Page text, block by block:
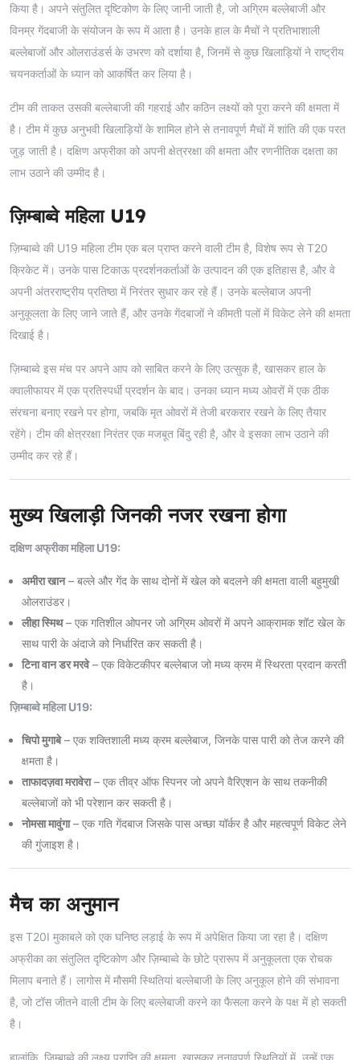
किया है। अपने संतुलित दृष्टिकोण के लिए जानी जाती है, जो अग्रिम बल्लेबाजी और
विनम्र गेंदबाजी के संयोजन के रूप में आता है। उनके हाल के मैचों ने प्रतिभाशाली
बल्लेबाजों और ओलराउंडर्स के उभरण को दर्शाया है, जिनमें से कुछ खिलाड़ियों ने राष्ट्रीय
चयनकर्ताओं के ध्यान को आकर्षित कर लिया है।
टीम की ताकत उसकी बल्लेबाजी की गहराई और कठिन लक्ष्यों को पूरा करने की क्षमता में
है। टीम में कुछ अनुभवी खिलाड़ियों के शामिल होने से तनावपूर्ण मैचों में शांति की एक परत
जुड़ जाती है। दक्षिण अफ्रीका को अपनी क्षेत्ररक्षा की क्षमता और रणनीतिक दक्षता का
लाभ उठाने की उम्मीद है।
ज़िम्बाब्वे महिला U19
ज़िम्बाब्वे की U19 महिला टीम एक बल प्राप्त करने वाली टीम है, विशेष रूप से T20
क्रिकेट में। उनके पास टिकाऊ प्रदर्शनकर्ताओं के उत्पादन की एक इतिहास है, और वे
अपनी अंतरराष्ट्रीय प्रतिष्ठा में निरंतर सुधार कर रहे हैं। उनके बल्लेबाज अपनी
अनुकूलता के लिए जाने जाते हैं, और उनके गेंदबाजों ने कीमती पलों में विकेट लेने की क्षमता
दिखाई है।
ज़िम्बाब्वे इस मंच पर अपने आप को साबित करने के लिए उत्सुक है, खासकर हाल के
क्वालीफायर में एक प्रतिस्पर्धी प्रदर्शन के बाद। उनका ध्यान मध्य ओवरों में एक ठीक
संरचना बनाए रखने पर होगा, जबकि मृत ओवरों में तेजी बरकरार रखने के लिए तैयार
रहेंगे। टीम की क्षेत्ररक्षा निरंतर एक मजबूत बिंदु रही है, और वे इसका लाभ उठाने की
उम्मीद कर रहे हैं।
मुख्य खिलाड़ी जिनकी नजर रखना होगा
दक्षिण अफ्रीका महिला U19:
अमीरा खान– बल्ले और गेंद के साथ दोनों में खेल को बदलने की क्षमता वाली बहुमुखी
ओलराउंडर।
लीहा स्मिथ– एक गतिशील ओपनर जो अग्रिम ओवरों में अपने आक्रामक शॉट खेल के
साथ पारी के अंदाजे को निर्धारित कर सकती है।
टिना वान डर मरवे– एक विकेटकीपर बल्लेबाज जो मध्य क्रम में स्थिरता प्रदान करती
है।
ज़िम्बाब्वे महिला U19:
चिपो मुगाबे– एक शक्तिशाली मध्य क्रम बल्लेबाज, जिनके पास पारी को तेज करने की
क्षमता है।
ताफादज़वा मरावेरा– एक तीव्र ऑफ स्पिनर जो अपने वैरिएशन के साथ तकनीकी
बल्लेबाजों को भी परेशान कर सकती है।
नोमसा मावुंगा– एक गति गेंदबाज जिसके पास अच्छा यॉर्कर है और महत्वपूर्ण विकेट लेने
की गुंजाइश है।
मैच का अनुमान
इस T20I मुकाबले को एक घनिष्ठ लड़ाई के रूप में अपेक्षित किया जा रहा है। दक्षिण
अफ्रीका का संतुलित दृष्टिकोण और ज़िम्बाब्वे के छोटे प्रारूप में अनुकूलता एक रोचक
मिलाप बनाते हैं। लागोस में मौसमी स्थितियां बल्लेबाजी के लिए अनुकूल होने की संभावना
है, जो टॉस जीतने वाली टीम के लिए बल्लेबाजी करने का फैसला करने के पक्ष में हो सकती
है।
हालांकि, ज़िम्बाब्वे की लक्ष्य प्राप्ति की क्षमता, खासकर तनावपूर्ण स्थितियों में, उन्हें एक